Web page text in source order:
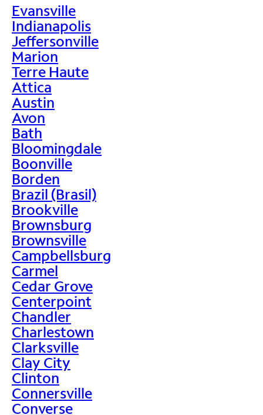
Evansville
Indianapolis
Jeffersonville
Marion
Terre Haute
Attica
Austin
Avon
Bath
Bloomingdale
Boonville
Borden
Brazil (Brasil)
Brookville
Brownsburg
Brownsville
Campbellsburg
Carmel
Cedar Grove
Centerpoint
Chandler
Charlestown
Clarksville
Clay City
Clinton
Connersville
Converse